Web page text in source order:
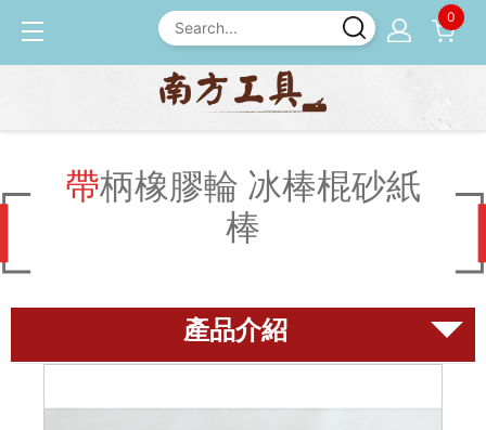
0
產品介紹
帶柄橡膠輪 冰棒棍砂紙棒
帶柄橡膠輪 冰棒棍砂紙
棒